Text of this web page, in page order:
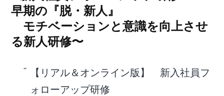
早期の『脱・新人』
モチベーションと意識を向上させ
る新人研修〜
【リアル＆オンライン版】 新入社員フ
ォローアップ研修